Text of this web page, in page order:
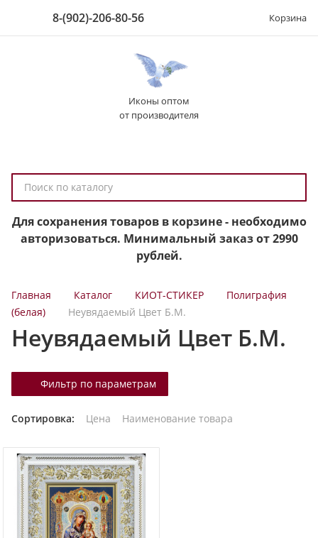
8-(902)-206-80-56 Корзина
Иконы оптом
от производителя
о
и
с
к
а
т
а
у
Для сохранения товаров в корзине - необходимо
авторизоваться. Минимальный заказ от 2990
рублей.
Главная Каталог КИОТ-СТИКЕР
Полиграфия
(белая)
Неувядаемый Цвет Б.М.
Неувядаемый Цвет Б.М.
Фильтр по параметрам
Сортировка: Цена Наименование товара